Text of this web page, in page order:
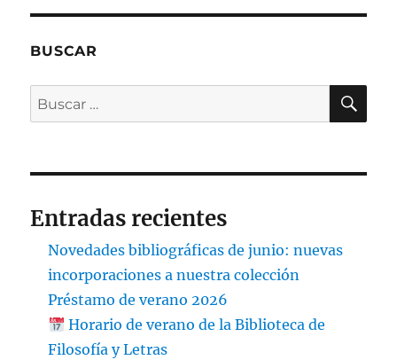
BUSCAR
Buscar
por:
Entradas recientes
Novedades bibliográficas de junio: nuevas
incorporaciones a nuestra colección
Préstamo de verano 2026
Horario de verano de la Biblioteca de
Filosofía y Letras